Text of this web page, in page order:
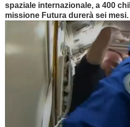
CAPELLI
spaziale internazionale, a 400
missione Futura durerà sei mesi.